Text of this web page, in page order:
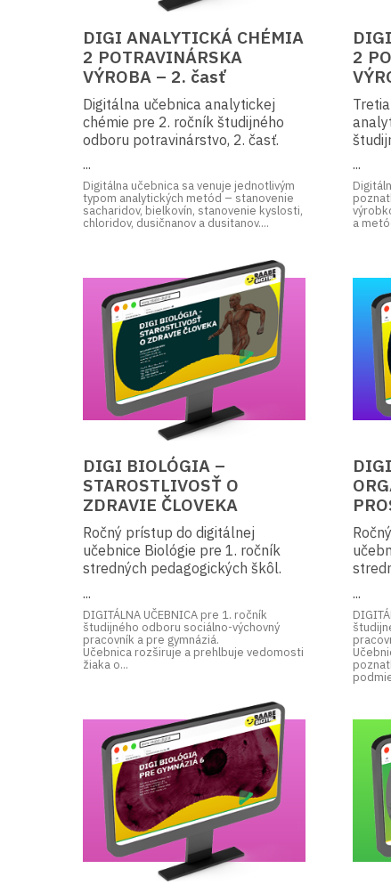
DIGI ANALYTICKÁ CHÉMIA
2 POTRAVINÁRSKA
VÝROBA – 2. časť
Digitálna učebnica analytickej
chémie pre 2. ročník študijného
odboru potravinárstvo, 2. časť.
...
Digitálna učebnica sa venuje jednotlivým
typom analytických metód – stanovenie
sacharidov, bielkovín, stanovenie kyslosti,
chloridov, dusičnanov a dusitanov....
2
...
a
DIGI BIOLÓGIA –
STAROSTLIVOSŤ O
ZDRAVIE ČLOVEKA
Ročný prístup do digitálnej
učebnice Biológie pre 1. ročník
stredných pedagogických škôl.
...
DIGITÁLNA UČEBNICA pre 1. ročník
študijného odboru sociálno-výchovný
pracovník a pre gymnáziá.
Učebnica rozširuje a prehlbuje vedomosti
žiaka o...
...